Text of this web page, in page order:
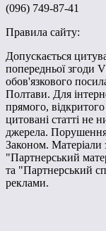
(096) 749-87-41
Правила сайту:
Допускається
попередньої згоди
обов'язкового
Полтави. Для
прямого,
цитовані статті не
джерела. Порушення
Законом.
"Партнерський
та "Партнерський
реклами.